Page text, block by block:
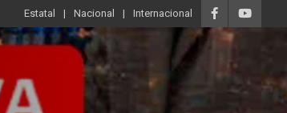
Estatal Nacional Internacional